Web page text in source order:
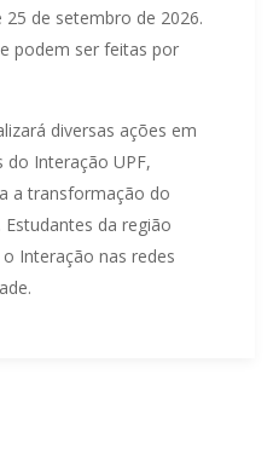
de setembro de 2026.
podem ser feitas por
diversas ações em
Interação UPF,
a transformação do
da região
Interação nas redes